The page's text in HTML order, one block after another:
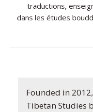
traductions,
dans les études
Founded in
Tibetan Studies